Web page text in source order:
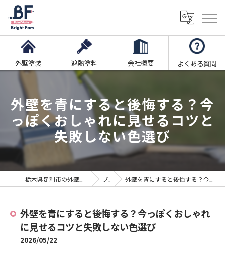
外壁塗装 遮熱塗料 会社概要 よくある質問
外壁を青にすると後悔する？今
っぽくおしゃれに見せるコツと
失敗しない色選び
ブログ 外壁を青にすると後悔する？今っぽくおしゃれに見せるコツと失敗しない色選び
外壁を青にすると後悔する？今っぽくおしゃれ
に見せるコツと失敗しない色選び
2026/05/22